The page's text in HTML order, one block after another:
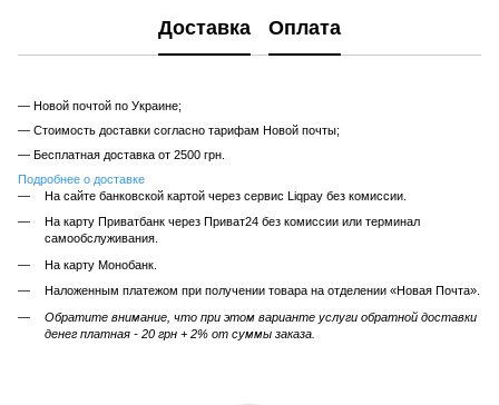
Доставка Оплата
— Новой почтой по Украине;
— Стоимость доставки согласно тарифам Новой почты;
— Бесплатная доставка от 2500 грн.
Подробнее о доставке
На сайте банковской картой через сервис Liqpay без комиссии.
На карту Приватбанк через Приват24 без комиссии или терминал
самообслуживания.
На карту Монобанк.
Наложенным платежом при получении товара на отделении «Новая Почта».
Обратите внимание, что при этом варианте услуги обратной доставки
денег платная - 20 грн + 2% от суммы заказа.